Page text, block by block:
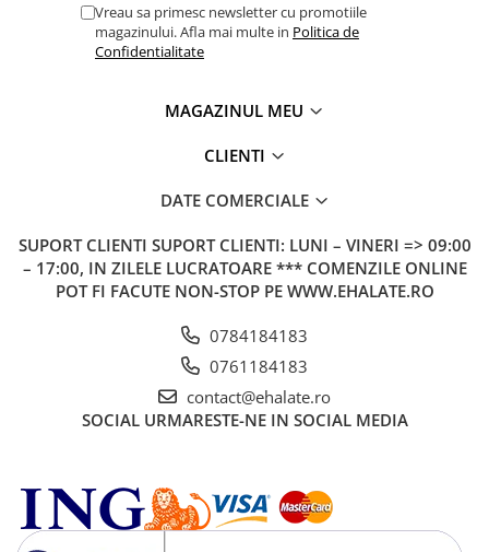
Vreau sa primesc newsletter cu promotiile
magazinului. Afla mai multe in Politica de
Confidentialitate
MAGAZINUL MEU
CLIENTI
DATE COMERCIALE
SUPORT CLIENTI SUPORT CLIENTI: LUNI – VINERI => 09:00
– 17:00, IN ZILELE LUCRATOARE *** COMENZILE ONLINE
POT FI FACUTE NON-STOP PE WWW.EHALATE.RO
0784184183
0761184183
contact@ehalate.ro
SOCIAL URMARESTE-NE IN SOCIAL MEDIA